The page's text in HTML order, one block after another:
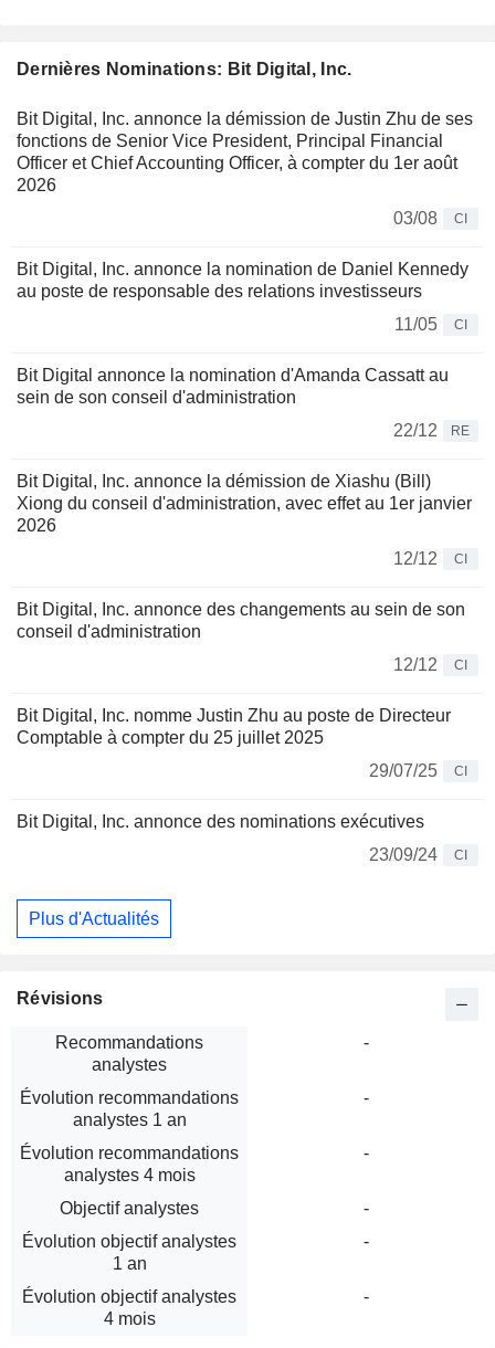
Dernières Nominations: Bit Digital, Inc.
Bit Digital, Inc. annonce la démission de Justin Zhu de ses
fonctions de Senior Vice President, Principal Financial
Officer et Chief Accounting Officer, à compter du 1er août
2026
03/08
CI
Bit Digital, Inc. annonce la nomination de Daniel Kennedy
au poste de responsable des relations investisseurs
11/05
CI
Bit Digital annonce la nomination d'Amanda Cassatt au
sein de son conseil d'administration
22/12
RE
Bit Digital, Inc. annonce la démission de Xiashu (Bill)
Xiong du conseil d'administration, avec effet au 1er janvier
2026
12/12
CI
Bit Digital, Inc. annonce des changements au sein de son
conseil d'administration
12/12
CI
Bit Digital, Inc. nomme Justin Zhu au poste de Directeur
Comptable à compter du 25 juillet 2025
29/07/25
CI
Bit Digital, Inc. annonce des nominations exécutives
23/09/24
CI
Plus d'Actualités
Révisions
Recommandations
analystes
-
Évolution recommandations
analystes 1 an
-
Évolution recommandations
analystes 4 mois
-
Objectif analystes
-
Évolution objectif analystes
1 an
-
Évolution objectif analystes
4 mois
-